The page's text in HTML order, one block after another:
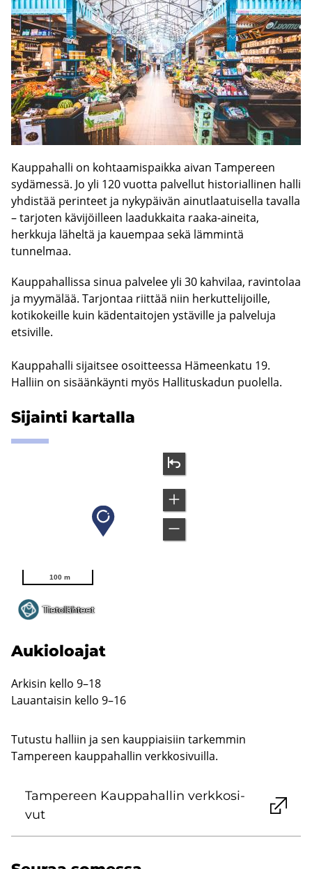
Kauppahalli on kohtaamispaikka aivan Tampereen
sydämessä. Jo yli 120 vuotta palvellut historiallinen halli
yhdistää perinteet ja nykypäivän ainutlaatuisella tavalla
– tarjoten kävijöilleen laadukkaita raaka-aineita,
herkkuja läheltä ja kauempaa sekä lämmintä
tunnelmaa.
Kauppahallissa sinua palvelee yli 30 kahvilaa, ravintolaa
ja myymälää. Tarjontaa riittää niin herkuttelijoille,
kotikokeille kuin kädentaitojen ystäville ja palveluja
etsiville.
Kauppahalli sijaitsee osoitteessa Hämeenkatu 19.
Halliin on sisäänkäynti myös Hallituskadun puolella.
Si­jain­ti kar­tal­la
Au­kio­loa­jat
Ar­ki­sin kello 9–18
Lau­an­tai­sin kello 9–16
Tutustu halliin ja sen kauppiaisiin tarkemmin
Tampereen kauppahallin verkkosivuilla.
Tam­pe­reen Kaup­pa­hal­lin verk­ko­si­
vut